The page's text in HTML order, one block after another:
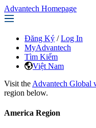
Advantech Homepage
Đăng Ký / Log In
MyAdvantech
Tìm Kiếm
Việt Nam
Visit the Advantech Global
region below.
America Region